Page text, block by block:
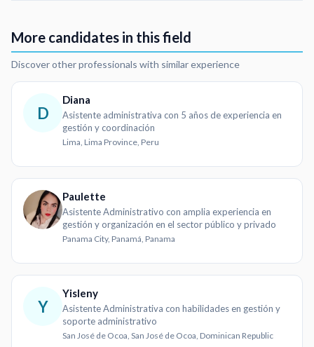
More candidates in this field
Discover other professionals with similar experience
D
Diana
Asistente administrativa con 5 años de experiencia en
gestión y coordinación
Lima, Lima Province, Peru
Paulette
Asistente Administrativo con amplia experiencia en
gestión y organización en el sector público y privado
Panama City, Panamá, Panama
Y
Yisleny
Asistente Administrativa con habilidades en gestión y
soporte administrativo
San José de Ocoa, San José de Ocoa, Dominican Republic